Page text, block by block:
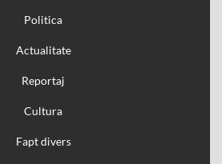
Politica
Actualitate
Reportaj
Cultura
Fapt divers